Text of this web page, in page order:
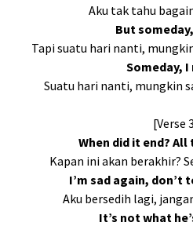
Aku tak tahu
But
Tapi suatu hari nanti,
Someday,
Suatu hari nanti, mungkin
[Verse
When did it end?
Kapan ini akan berakhir?
I’m sad again, don’t
Aku bersedih lagi,
It’s not what